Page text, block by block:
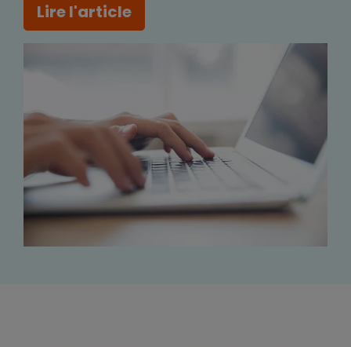
Lire l'article